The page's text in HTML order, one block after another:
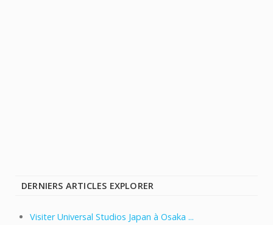
DERNIERS ARTICLES EXPLORER
Visiter Universal Studios Japan à Osaka ...